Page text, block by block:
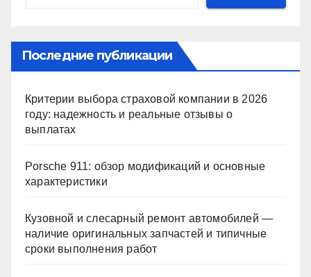
Последние публикации
Критерии выбора страховой компании в 2026
году: надежность и реальные отзывы о
выплатах
Porsche 911: обзор модификаций и основные
характеристики
Кузовной и слесарный ремонт автомобилей —
наличие оригинальных запчастей и типичные
сроки выполнения работ